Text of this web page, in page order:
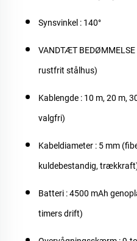
Synsvinkel : 140°
VANDTÆT BEDØMMELSE
rustfrit stålhus)
Kablengde : 10 m, 20 m,
valgfri)
Kabeldiameter : 5 mm
kuldebestandig,
Batteri : 4500 mAh
timers drift)